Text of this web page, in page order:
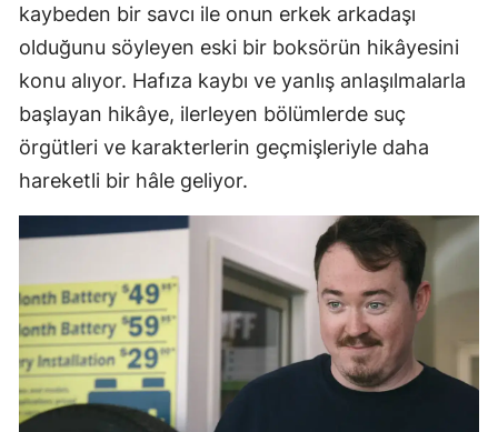
kaybeden bir savcı ile onun erkek arkadaşı
olduğunu söyleyen eski bir boksörün hikâyesini
konu alıyor. Hafıza kaybı ve yanlış anlaşılmalarla
başlayan hikâye, ilerleyen bölümlerde suç
örgütleri ve karakterlerin geçmişleriyle daha
hareketli bir hâle geliyor.